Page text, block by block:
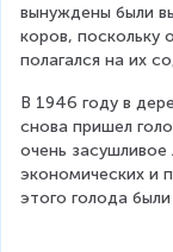
вынуждены были
коров, поскольку
полагался на их
В 1946 году в
снова пришел
очень
экономических и
этого голода